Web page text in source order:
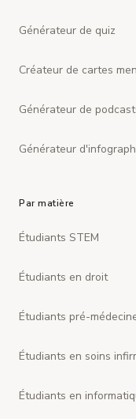
Générateur de quiz
Créateur de cartes
Générateur de
Générateur
Par matière
Étudiants STEM
Étudiants en droit
Étudiants pré-
Étudiants en soins
Étudiants en